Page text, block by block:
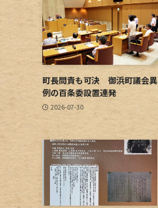
町長問責も可決 御浜町議会異
例の百条委設置連発
2026-07-30